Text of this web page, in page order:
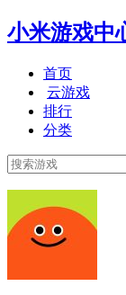
小米游戏中
首页
云游戏
排行
分类